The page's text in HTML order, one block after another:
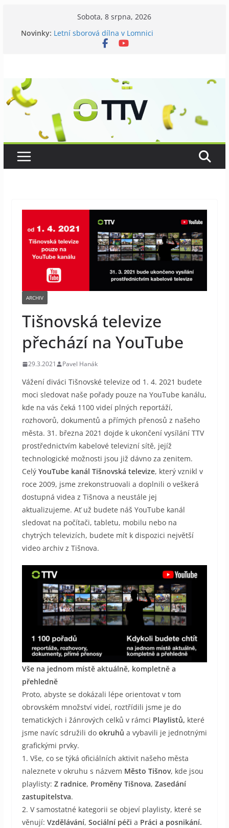
Sobota, 8 srpna, 2026
Novinky:
Galerii vládne Ticho Petra Nikla
Letní sborová dílna v Lomnici
Chovatelé si připomněli 120 let své existence
ARCHIV
Tišnovská televize
přechází na YouTube
29.3.2021 Pavel Hanák
Vážení diváci Tišnovské televize od 1. 4. 2021 budete
moci sledovat naše pořady pouze na YouTube kanálu,
kde na vás čeká 1100 videí plných reportáží,
rozhovorů, dokumentů a přímých přenosů z našeho
města. 31. března 2021 dojde k ukončení vysílání TTV
prostřednictvím kabelové televizní sítě, jejíž
technologické možnosti jsou již dávno za zenitem.
Celý YouTube kanál Tišnovská televize, který vznikl v
roce 2009, jsme zrekonstruovali a doplnili o veškerá
dostupná videa z Tišnova a neustále jej
aktualizujeme. Ať už budete náš YouTube kanál
sledovat na počítači, tabletu, mobilu nebo na
chytrých televizích, budete mít k dispozici největší
video archiv z Tišnova.
Vše na jednom místě aktuálně, kompletně a
přehledně
Proto, abyste se dokázali lépe orientovat v tom
obrovském množství videí, roztřídili jsme je do
tematických i žánrových celků v rámci Playlistů, které
jsme navíc sdružili dookruhů a vybavili je jednotnými
grafickými prvky.
1. Vše, co se týká oficiálních aktivit našeho města
naleznete v okruhu s názvem Město Tišnov, kde jsou
playlisty: Z radnice, Proměny Tišnova, Zasedání
zastupitelstva.
2. V samostatné kategorii se objeví playlisty, které se
věnují: Vzdělávání, Sociální péči a Práci a posnikání.